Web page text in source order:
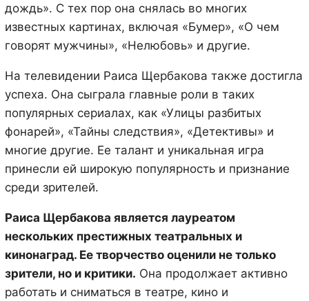
дождь». С тех пор она снялась во многих
известных картинах, включая «Бумер», «О чем
говорят мужчины», «Нелюбовь» и другие.
На телевидении Раиса Щербакова также достигла
успеха. Она сыграла главные роли в таких
популярных сериалах, как «Улицы разбитых
фонарей», «Тайны следствия», «Детективы» и
многие другие. Ее талант и уникальная игра
принесли ей широкую популярность и признание
среди зрителей.
Раиса Щербакова является лауреатом
нескольких престижных театральных и
кинонаград. Ее творчество оценили не только
зрители, но и критики. Она продолжает активно
работать и сниматься в театре, кино и